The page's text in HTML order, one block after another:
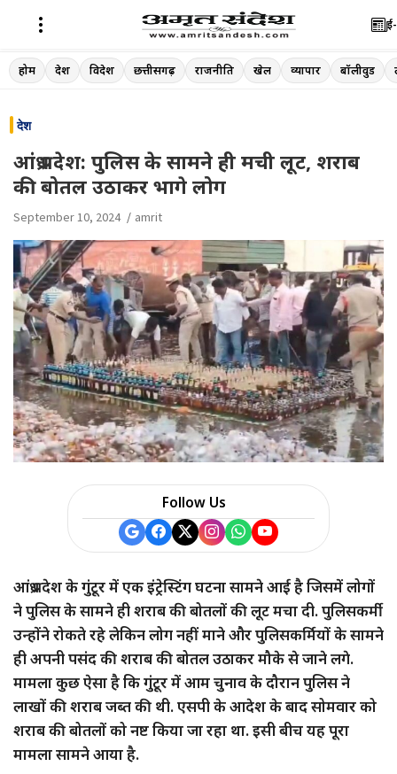
Skip
to
होम देश विदेश छत्तीसगढ़ राजनीति खेल व्यापार बॉलीवुड
देश
आंध्र प्रदेश: पुलिस के सामने ही मची लूट, शराब
की बोतल उठाकर भागे लोग
September 10, 2024 amrit
Follow Us
आंध्र प्रदेश के गुंटूर में एक इंट्रेस्टिंग घटना सामने आई है जिसमें लोगों
ने पुलिस के सामने ही शराब की बोतलों की लूट मचा दी. पुलिसकर्मी
उन्होंने रोकते रहे लेकिन लोग नहीं माने और पुलिसकर्मियों के सामने
ही अपनी पसंद की शराब की बोतल उठाकर मौके से जाने लगे.
मामला कुछ ऐसा है कि गुंटूर में आम चुनाव के दौरान पुलिस ने
लाखों की शराब जब्त की थी. एसपी के आदेश के बाद सोमवार को
शराब की बोतलों को नष्ट किया जा रहा था. इसी बीच यह पूरा
मामला सामने आया है.